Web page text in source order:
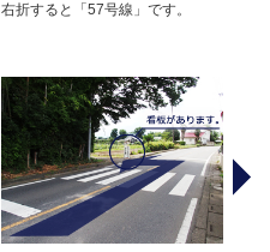
右折すると「57号線」です。